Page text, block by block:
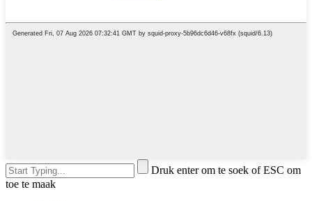
Druk enter om te soek of ESC om
toe te maak